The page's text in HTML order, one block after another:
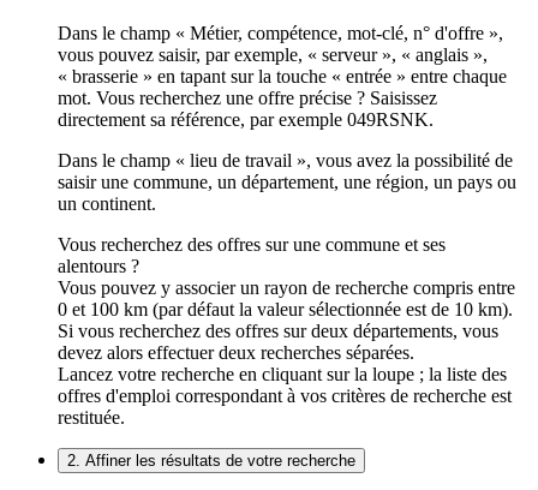
Dans le champ « Métier, compétence, mot-clé, n° d'offre »,
vous pouvez saisir, par exemple, « serveur », « anglais »,
« brasserie » en tapant sur la touche « entrée » entre chaque
mot. Vous recherchez une offre précise ? Saisissez
directement sa référence, par exemple 049RSNK.
Dans le champ « lieu de travail », vous avez la possibilité de
saisir une commune, un département, une région, un pays ou
un continent.
Vous recherchez des offres sur une commune et ses
alentours ?
Vous pouvez y associer un rayon de recherche compris entre
0 et 100 km (par défaut la valeur sélectionnée est de 10 km).
Si vous recherchez des offres sur deux départements, vous
devez alors effectuer deux recherches séparées.
Lancez votre recherche en cliquant sur la loupe ; la liste des
offres d'emploi correspondant à vos critères de recherche est
restituée.
2. Affiner les résultats de votre recherche